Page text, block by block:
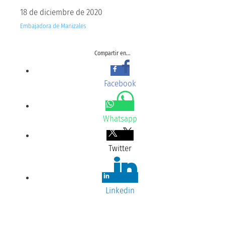
18 de diciembre de 2020
Embajadora de Manizales
Compartir en...
Facebook
Whatsapp
Twitter
Linkedin